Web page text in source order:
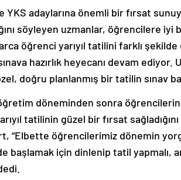
YKS adaylarına önemli bir fırsat
söyleyen uzmanlar, öğrencilere iyi
öğrenci yarıyıl tatilini farklı
hazırlık heyecanı devam
doğru planlanmış bir tatilin sınav
döneminden sonra
tatilinin güzel bir fırsat
“Elbette öğrencilerimiz dönemin
başlamak için dinlenip tatil yapmalı,